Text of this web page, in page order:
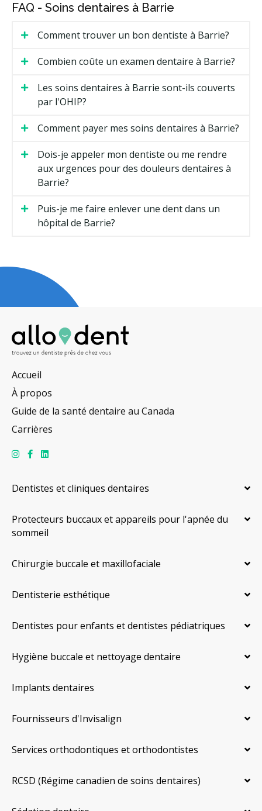
FAQ - Soins dentaires à Barrie
Comment trouver un bon dentiste à Barrie?
Combien coûte un examen dentaire à Barrie?
Les soins dentaires à Barrie sont-ils couverts
par l'OHIP?
Comment payer mes soins dentaires à Barrie?
Dois-je appeler mon dentiste ou me rendre
aux urgences pour des douleurs dentaires à
Barrie?
Puis-je me faire enlever une dent dans un
hôpital de Barrie?
Accueil
À propos
Guide de la santé dentaire au Canada
Carrières
Dentistes et cliniques dentaires
Protecteurs buccaux et appareils pour l'apnée du
sommeil
Chirurgie buccale et maxillofaciale
Dentisterie esthétique
Dentistes pour enfants et dentistes pédiatriques
Hygiène buccale et nettoyage dentaire
Implants dentaires
Fournisseurs d'Invisalign
Services orthodontiques et orthodontistes
RCSD (Régime canadien de soins dentaires)